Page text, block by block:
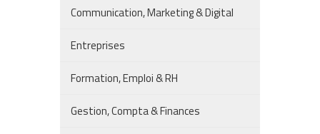
Communication, Marketing & Digital
Entreprises
Formation, Emploi & RH
Gestion, Compta & Finances